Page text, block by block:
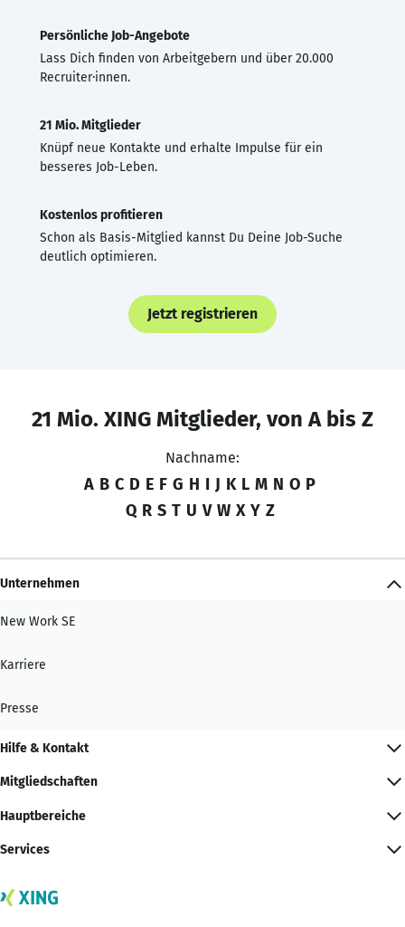
Persönliche Job-Angebote
Lass Dich finden von Arbeitgebern und über 20.000
Recruiter·innen.
21 Mio. Mitglieder
Knüpf neue Kontakte und erhalte Impulse für ein
besseres Job-Leben.
Kostenlos profitieren
Schon als Basis-Mitglied kannst Du Deine Job-Suche
deutlich optimieren.
Jetzt registrieren
21 Mio. XING Mitglieder, von A bis Z
Nachname:
A B C D E F G H I J K L M N O P
Q R S T U V W X Y Z
Unternehmen
New Work SE
Karriere
Presse
Hilfe & Kontakt
Mitgliedschaften
Hauptbereiche
Services